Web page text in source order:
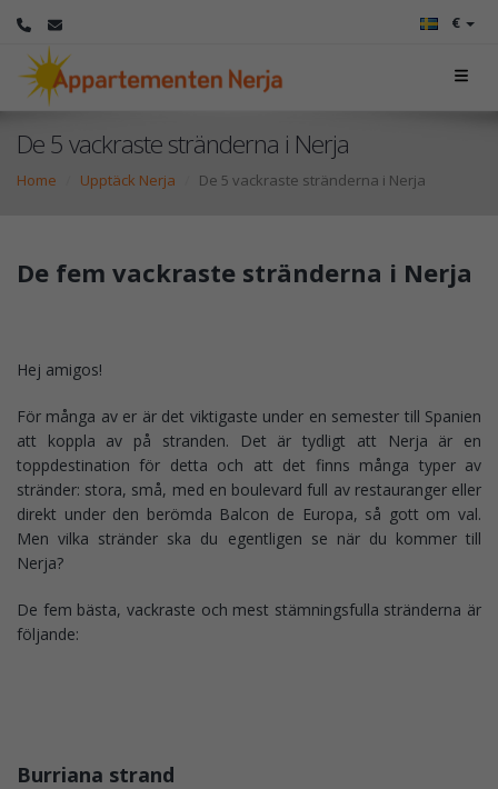
€
De 5 vackraste stränderna i Nerja
Home Upptäck Nerja De 5 vackraste stränderna i Nerja
De fem vackraste stränderna i Nerja
Hej amigos!
För många av er är det viktigaste under en semester till Spanien
att koppla av på stranden. Det är tydligt att Nerja är en
toppdestination för detta och att det finns många typer av
stränder: stora, små, med en boulevard full av restauranger eller
direkt under den berömda Balcon de Europa, så gott om val.
Men vilka stränder ska du egentligen se när du kommer till
Nerja?
De fem bästa, vackraste och mest stämningsfulla stränderna är
följande:
Burriana strand